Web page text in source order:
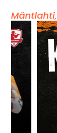
Mäntlahti,